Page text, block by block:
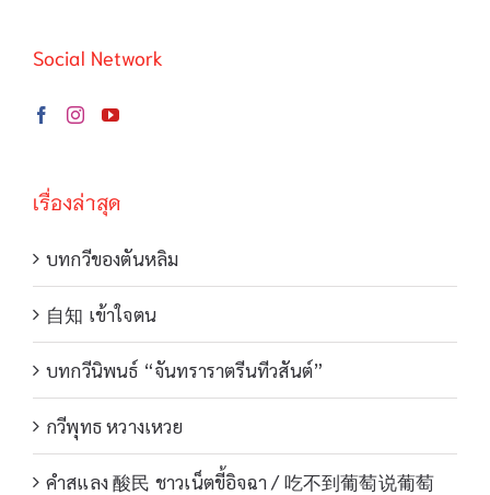
Social Network
เรื่องล่าสุด
บทกวีของตันหลิม
自知 เข้าใจตน
บทกวีนิพนธ์ “จันทราราตรีนทีวสันต์”
กวีพุทธ หวางเหวย
คำสแลง 酸民 ชาวเน็ตขี้อิจฉา / 吃不到葡萄说葡萄